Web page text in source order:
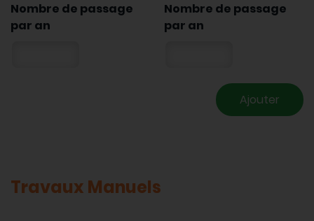
Nombre de passage
par an
Nombre de passage
par an
Ajouter
Travaux Manuels